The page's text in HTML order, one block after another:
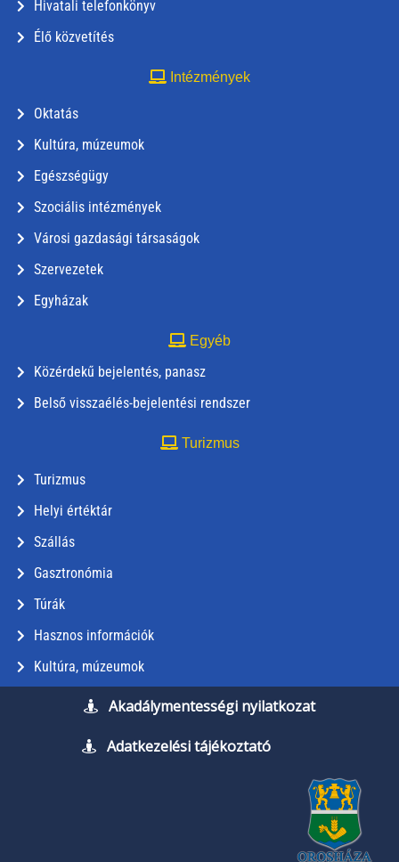
Hivatali telefonkönyv
Élő közvetítés
Intézmények
Oktatás
Kultúra, múzeumok
Egészségügy
Szociális intézmények
Városi gazdasági társaságok
Szervezetek
Egyházak
Egyéb
Közérdekű bejelentés, panasz
Belső visszaélés-bejelentési rendszer
Turizmus
Turizmus
Helyi értéktár
Szállás
Gasztronómia
Túrák
Hasznos információk
Kultúra, múzeumok
Akadálymentességi nyilatkozat
Adatkezelési tájékoztató